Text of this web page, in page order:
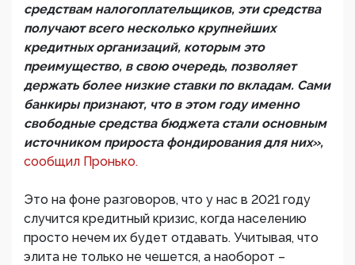
средствам налогоплательщиков, эти средства
получают всего несколько крупнейших
кредитных организаций, которым это
преимущество, в свою очередь, позволяет
держать более низкие ставки по вкладам. Сами
банкиры признают, что в этом году именно
свободные средства бюджета стали основным
источником прироста фондирования для них»,
сообщил Пронько.
Это на фоне разговоров, что у нас в 2021 году
случится кредитный кризис, когда населению
просто нечем их будет отдавать. Учитывая, что
элита не только не чешется, а наоборот –